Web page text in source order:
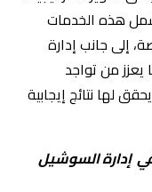
إدارة السوشيل
السوق واحتياجات